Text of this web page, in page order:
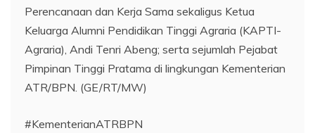
Perencanaan dan Kerja Sama sekaligus Ketua
Keluarga Alumni Pendidikan Tinggi Agraria (KAPTI-
Agraria), Andi Tenri Abeng; serta sejumlah Pejabat
Pimpinan Tinggi Pratama di lingkungan Kementerian
ATR/BPN. (GE/RT/MW)
#KementerianATRBPN